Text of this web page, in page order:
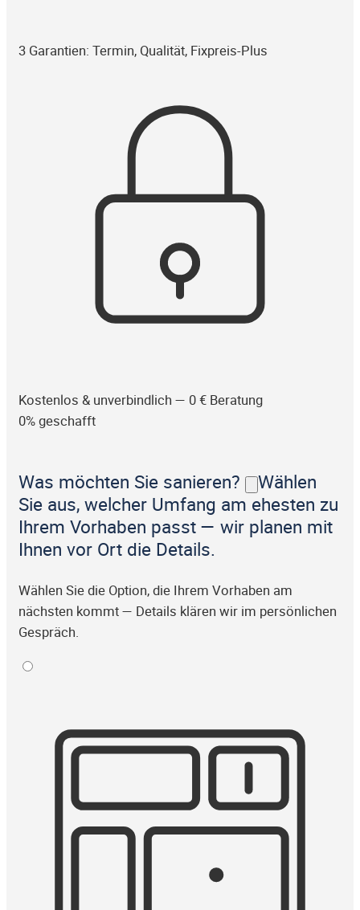
3 Garantien: Termin, Qualität, Fixpreis-Plus
Kostenlos & unverbindlich — 0 € Beratung
0% geschafft
Was möchten Sie sanieren?
Wählen
Sie aus, welcher Umfang am ehesten zu
Ihrem Vorhaben passt — wir planen mit
Ihnen vor Ort die Details.
Wählen Sie die Option, die Ihrem Vorhaben am
nächsten kommt — Details klären wir im persönlichen
Gespräch.